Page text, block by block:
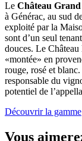
Le Château
à Générac, au sud
exploité par la
sont d’un seul
douces. Le
«montée» en
rouge, rosé et
responsable du
potentiel de
Découvrir la gamme
Vous